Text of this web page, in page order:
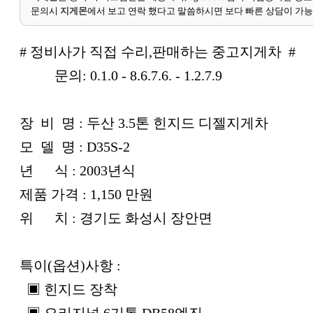
문의시 지게몬에서 보고 연락 했다고 말씀하시면 보다 빠른 상담이 가
# 정비사가 직접 수리,판매하는 중고지게차 #
문의: 0.1.0 - 8.6.7.6. - 1.2.7.9
장 비 명 : 두산 3.5톤 힌지드 디젤지게차
모 델 명 : D35S-2
년 식 : 2003년식
제품 가격 : 1,150 만원
위 치 : 경기도 화성시 장안면
특이(옵션)사항 :
▣ 힌지드 장착